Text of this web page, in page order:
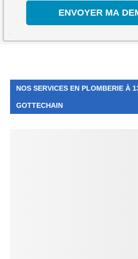
NOS SERVICES EN PLOMBERIE À
GOTTECHAIN